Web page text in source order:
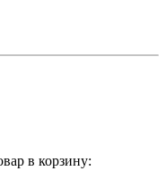
в корзину: